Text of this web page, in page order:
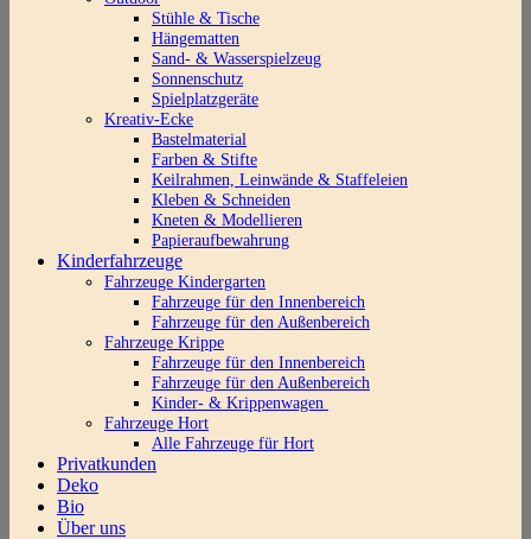
Stühle & Tische
Hängematten
Sand- & Wasserspielzeug
Sonnenschutz
Spielplatzgeräte
Kreativ-Ecke
Bastelmaterial
Farben & Stifte
Keilrahmen, Leinwände & Staffeleien
Kleben & Schneiden
Kneten & Modellieren
Papieraufbewahrung
Kinderfahrzeuge
Fahrzeuge Kindergarten
Fahrzeuge für den Innenbereich
Fahrzeuge für den Außenbereich
Fahrzeuge Krippe
Fahrzeuge für den Innenbereich
Fahrzeuge für den Außenbereich
Kinder- & Krippenwagen
Fahrzeuge Hort
Alle Fahrzeuge für Hort
Privatkunden
Deko
Bio
Über uns